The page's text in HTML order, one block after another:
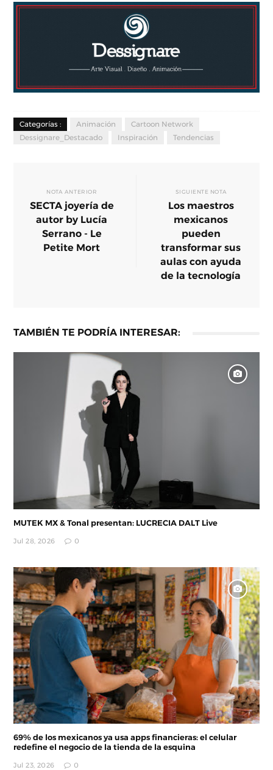
Categorías : Animación
Cartoon Network
Dessignare_Destacado
Inspiración Tendencias
NOTA ANTERIOR
SECTA joyería de
autor by Lucía
Serrano - Le
Petite Mort
SIGUIENTE NOTA
Los maestros
mexicanos
pueden
transformar sus
aulas con ayuda
de la tecnología
TAMBIÉN TE PODRÍA INTERESAR:
MUTEK MX & Tonal presentan: LUCRECIA DALT Live
Jul 28, 2026 0
69% de los mexicanos ya usa apps financieras: el celular
redefine el negocio de la tienda de la esquina
Jul 23, 2026 0